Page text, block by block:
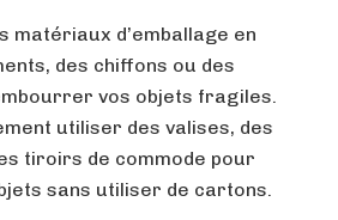
matériaux d’emballage en
des chiffons ou des
vos objets fragiles.
utiliser des valises, des
tiroirs de commode pour
sans utiliser de cartons.